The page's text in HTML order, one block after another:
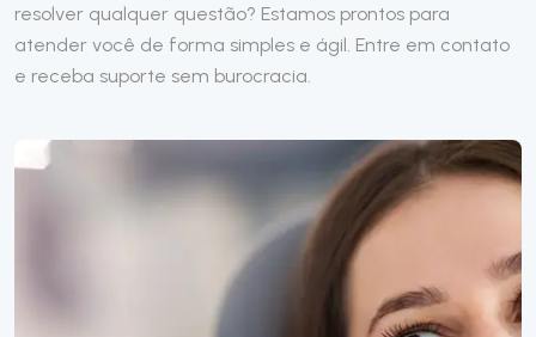
resolver qualquer questão? Estamos prontos para
atender você de forma simples e ágil. Entre em contato
e receba suporte sem burocracia.